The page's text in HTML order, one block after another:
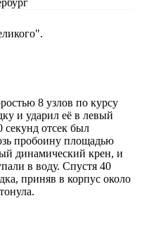
8 узлов по курсу
и ударил её в левый
секунд отсек был
пробоину площадью
динамический крен, и
в воду. Спустя 40
приняв в корпус около